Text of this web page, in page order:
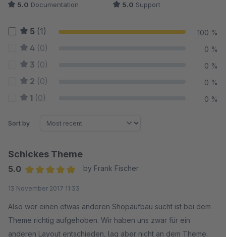
5.0 Documentation 5.0 Support
5 (1) 100 %
4 (0) 0 %
3 (0) 0 %
2 (0) 0 %
1 (0) 0 %
Sort by
Schickes Theme
5.0
by Frank Fischer
13 November 2017 11:33
Also wer einen etwas anderen Shopaufbau sucht ist bei dem
Theme richtig aufgehoben. Wir haben uns zwar für ein
anderen Layout entschieden, lag aber nicht an dem Theme.